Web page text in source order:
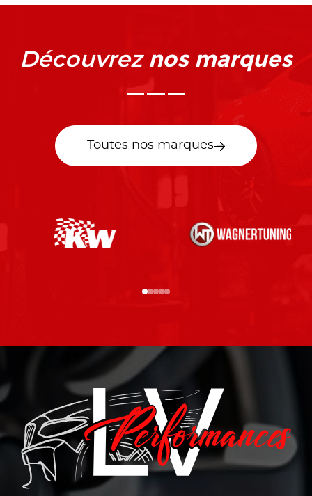
Découvrez nos marques
Toutes nos marques